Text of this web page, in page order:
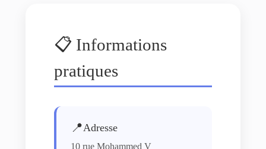
📋 Informations
pratiques
📍Adresse
10 rue Mohammed V